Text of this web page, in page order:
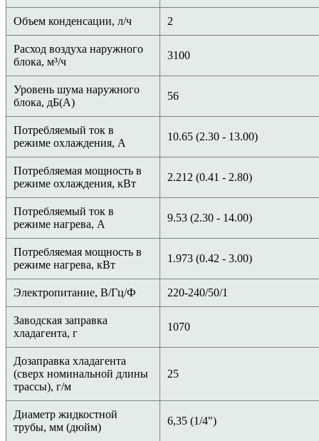
Объем конденсации, л/ч 2
Расход воздуха наружного
блока, м³/ч
3100
Уровень шума наружного
блока, дБ(A)
56
Потребляемый ток в
режиме охлаждения, A
10.65 (2.30 - 13.00)
Потребляемая мощность в
режиме охлаждения, кВт
2.212 (0.41 - 2.80)
Потребляемый ток в
режиме нагрева, A
9.53 (2.30 - 14.00)
Потребляемая мощность в
режиме нагрева, кВт
1.973 (0.42 - 3.00)
Электропитание, В/Гц/Ф 220-240/50/1
Заводская заправка
хладагента, г
1070
Дозаправка хладагента
(сверх номинальной длины
трассы), г/м
25
Диаметр жидкостной
трубы, мм (дюйм)
6,35 (1/4")